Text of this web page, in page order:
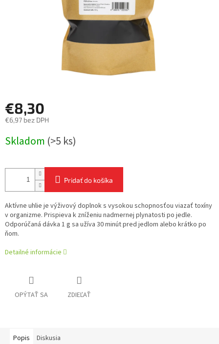
€8,30
€6,97 bez DPH
cena:
Skladom (>5 ks)
Pridať do košíka
Aktívne uhlie je výživový doplnok s vysokou schopnosťou viazať toxíny
v organizme. Prispieva k zníženiu nadmernej plynatosti po jedle.
Odporúčaná dávka 1 g sa užíva 30 minút pred jedlom alebo krátko po
ňom.
Detailné informácie
OPÝTAŤ SA ZDIEĽAŤ
Popis Diskusia